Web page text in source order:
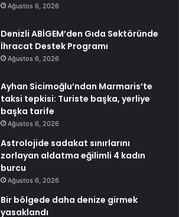
Ağustos 6, 2026
Denizli ABİGEM’den Gıda Sektöründe
İhracat Destek Programı
Ağustos 6, 2026
Ayhan Sicimoğlu’ndan Marmaris’te
taksi tepkisi: Turiste başka, yerliye
başka tarife
Ağustos 6, 2026
Astrolojide sadakat sınırlarını
zorlayan aldatma eğilimli 4 kadın
burcu
Ağustos 6, 2026
Bir bölgede daha denize girmek
yasaklandı